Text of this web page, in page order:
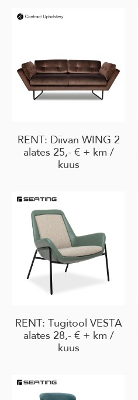
RENT: Diivan WING 2
alates 25,- € + km /
kuus
RENT: Tugitool VESTA
alates 28,- € + km /
kuus